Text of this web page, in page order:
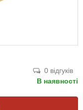
0 відгуків
В наявності